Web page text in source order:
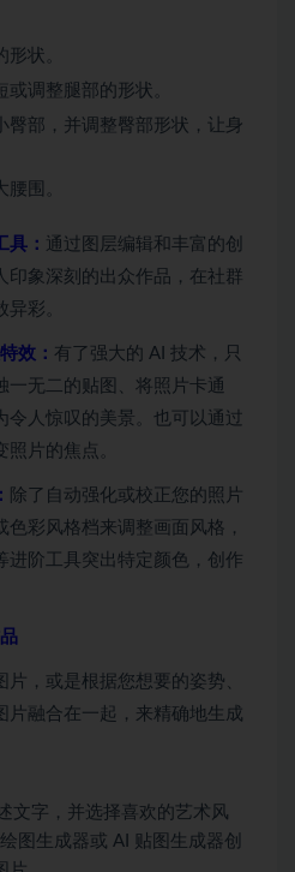
状。
或调整腿部的形状。
臀部，并调整臀部形状，让身
腰围。
具： 通过图层编辑和丰富的创
印象深刻的出众作品，在社群
彩。
效： 有了强大的 AI 技术，只
一无二的贴图、将照片卡通
令人惊叹的美景。也可以通过
片的焦点。
除了自动强化或校正您的照片
彩风格档来调整画面风格，
进阶工具突出特定颜色，创作
，或是根据您想要的姿势、
片融合在一起，来精确地生成
文字，并选择喜欢的艺术风
图生成器或 AI 贴图生成器创